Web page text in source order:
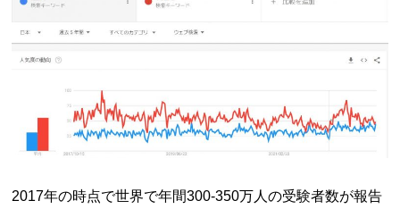
2017年の時点で世界で年間300-350万人の受験者数が報告